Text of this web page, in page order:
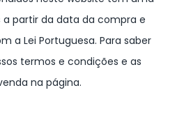
partir da data da compra e
a Lei Portuguesa. Para saber
termos e condições e as
na página.